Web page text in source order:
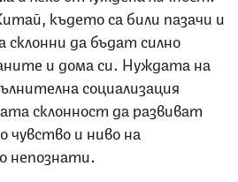
където са били пазачи и
склонни да бъдат силно
и дома си. Нуждата на
социализация
склонност да развиват
чувство и ниво на
непознати.